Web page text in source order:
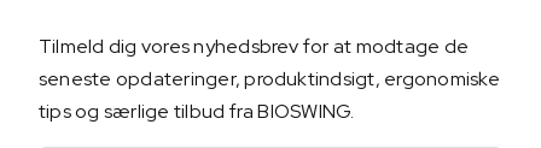
Tilmeld dig vores nyhedsbrev for at modtage de
seneste opdateringer, produktindsigt, ergonomiske
tips og særlige tilbud fra BIOSWING.